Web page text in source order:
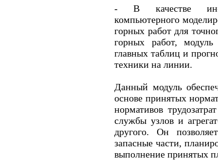
- В качестве
компьютерного
горных работ для
горных работ,
главных таблиц и
техники на линии.
Данный модуль
основе принятых
нормативов
службы узлов и
другого. Он
запасные части,
выполнение принятых